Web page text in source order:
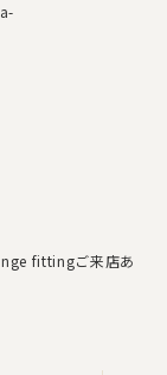
fittingご来店あ